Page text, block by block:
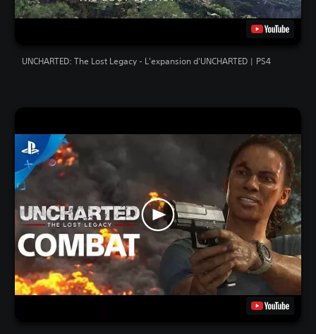
UNCHARTED: The Lost Legacy - L'expansion d'UNCHARTED | PS4